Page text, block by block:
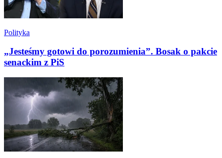
Polityka
„Jesteśmy gotowi do porozumienia”. Bosak o pakcie
senackim z PiS